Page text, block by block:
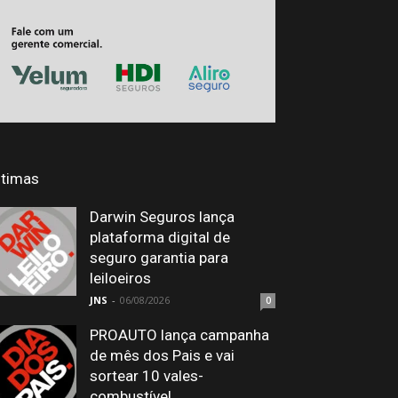
Darwin Seguros lança
plataforma digital de
seguro garantia para
leiloeiros
JNS - 06/08/2026 0
PROAUTO lança campanha
de mês dos Pais e vai
sortear 10 vales-